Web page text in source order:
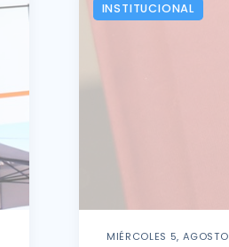
INSTITUCIONAL
MIÉRCOLES 5, AGOSTO